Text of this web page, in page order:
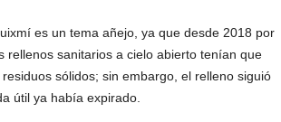
es un tema añejo, ya que desde 2018 por
rellenos sanitarios a cielo abierto tenían que
sólidos; sin embargo, el relleno siguió
útil ya había expirado.